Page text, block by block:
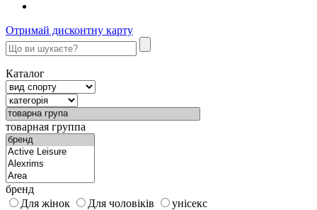
Отримай дисконтну карту
Каталог
товарная группа
бренд
Для жінок
Для чоловіків
унісекс